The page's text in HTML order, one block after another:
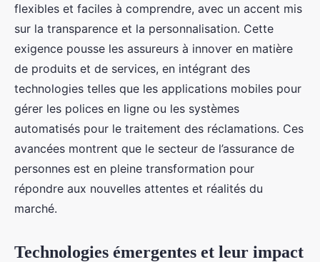
flexibles et faciles à comprendre, avec un accent mis
sur la transparence et la personnalisation. Cette
exigence pousse les assureurs à innover en matière
de produits et de services, en intégrant des
technologies telles que les applications mobiles pour
gérer les polices en ligne ou les systèmes
automatisés pour le traitement des réclamations. Ces
avancées montrent que le secteur de l’assurance de
personnes est en pleine transformation pour
répondre aux nouvelles attentes et réalités du
marché.
Technologies émergentes et leur impact